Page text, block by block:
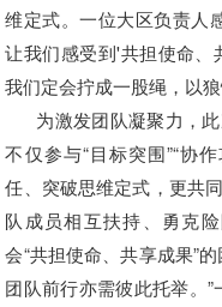
维定式。一位大区负责人
让我们感受到'共担使命、
我们定会拧成一股绳，以
为激发团队凝聚力，
不仅参与“目标突围”“协
任、突破思维定式，更共
队成员相互扶持、勇克
会“共担使命、共享成果”
团队前行亦需彼此托举。